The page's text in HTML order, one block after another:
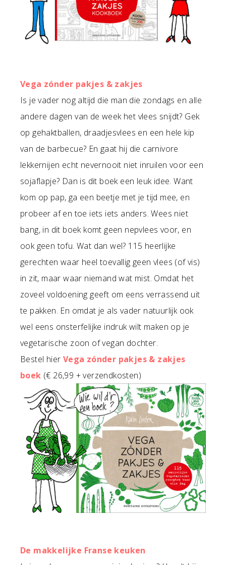
Vega zónder pakjes & zakjes
Is je vader nog altijd die man die zondags en alle
andere dagen van de week het vlees snijdt? Gek
op gehaktballen, draadjesvlees en een hele kip
van de barbecue? En gaat hij die carnivore
lekkernijen echt nevernooit niet inruilen voor een
sojaflapje? Dan is dit boek een leuk idee. Want
kom op pap, ga een beetje met je tijd mee, en
probeer af en toe iets iets anders. Wees niet
bang, in dit boek komt geen nepvlees voor, en
ook geen tofu. Wat dan wel? 115 heerlijke
gerechten waar heel toevallig geen vlees (of vis)
in zit, maar waar niemand wat mist. Omdat het
zoveel voldoening geeft om eens verrassend uit
te pakken. En omdat je als vader natuurlijk ook
wel eens onsterfelijke indruk wilt maken op je
vegetarische zoon of vegan dochter.
Bestel hier Vega zónder pakjes & zakjes
boek (€ 26,99 + verzendkosten)
De makkelijke Franse keuken